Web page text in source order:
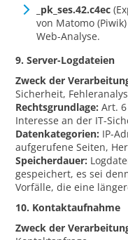
_pk_ses.42.c4ec
von Matomo
Web-Analyse.
9. Server-Logdateien
Zweck der
Sicherheit,
Rechtsgrundlage: Art.
Interesse an der IT-
Datenkategorien: IP-
aufgerufene Seiten,
Speicherdauer:
gespeichert, es sei
Vorfälle, die eine
10. Kontaktaufnahme
Zweck der